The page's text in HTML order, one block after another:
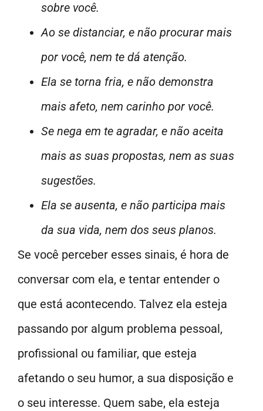
sobre você.
Ao se distanciar, e não procurar mais
por você, nem te dá atenção.
Ela se torna fria, e não demonstra
mais afeto, nem carinho por você.
Se nega em te agradar, e não aceita
mais as suas propostas, nem as suas
sugestões.
Ela se ausenta, e não participa mais
da sua vida, nem dos seus planos.
Se você perceber esses sinais, é hora de
conversar com ela, e tentar entender o
que está acontecendo. Talvez ela esteja
passando por algum problema pessoal,
profissional ou familiar, que esteja
afetando o seu humor, a sua disposição e
o seu interesse. Quem sabe, ela esteja